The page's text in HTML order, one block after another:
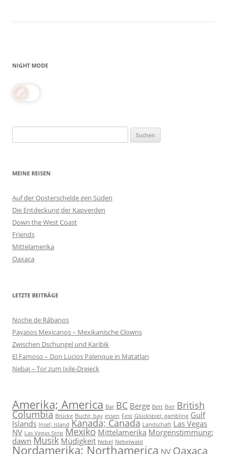
NIGHT MODE
nach:
MEINE REISEN
Auf der Oosterschelde gen Süden
Die Entdeckung der Kapverden
Down the West Coast
Friends
Mittelamerika
Oaxaca
LETZTE BEITRÄGE
Noche de Rábanos
Payasos Mexicanos – Mexikanische Clowns
Zwischen Dschungel und Karibik
El Famoso – Don Lucios Palenque in Matatlan
Nebaj – Tor zum Ixile-Dreieck
Amerika; America Bar BC Berge Bett Bier British
Columbia Brücke Bucht; bay essen Fest Glückspiel; gambling Gulf
Islands Insel; island Kanada; Canada Landschaft Las Vegas
NV Las Vegas Strip Mexiko Mittelamerika Morgenstimmung;
dawn Musik Müdigkeit Nebel Nebelwald
Nordamerika; Northamerica NV Oaxaca